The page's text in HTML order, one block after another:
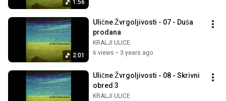
1:56
2:01
Ulične Žvrgoljivosti - 07 - Duša
prodana
KRALJI ULICE
6 views • 3 years ago
Ulične Žvrgoljivosti - 08 - Skrivni
obred 3
KRALJI ULICE